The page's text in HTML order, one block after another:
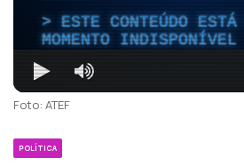
ESTE CONTEÚDO ESTÁ
MOMENTO INDISPONÍVEL
Foto: ATEF
POLÍTICA